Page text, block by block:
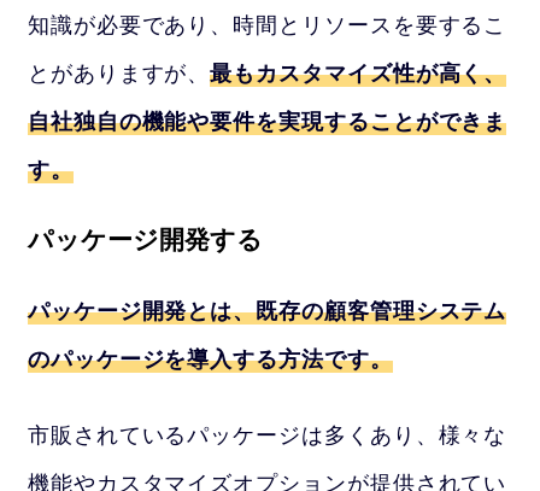
知識が必要であり、時間とリソースを要するこ
とがありますが、最もカスタマイズ性が高く、
自社独自の機能や要件を実現することができま
す。
パッケージ開発する
パッケージ開発とは、既存の顧客管理システム
のパッケージを導入する方法です。
市販されているパッケージは多くあり、様々な
機能やカスタマイズオプションが提供されてい